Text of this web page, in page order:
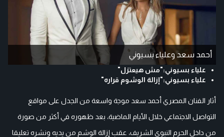
أحمد سعد وعلياء بسيوني
علياء بسيوني:"مش هيعتزل"
علياء بسيوني:"إزالة الوشوم قراره"
أثار الفنان المصري أحمد سعد موجة واسعة من الجدل على مواقع
التواصل الاجتماعي خلال الأيام الماضية، بعد ظهوره في أكثر من صورة
من داخل الحرم النبوي الشريف، عقب إزالة الوشم من يديه ونشره تعليقا